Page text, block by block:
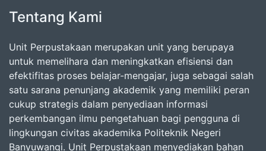
Tentang Kami
Unit Perpustakaan merupakan unit yang berupaya
untuk memelihara dan meningkatkan efisiensi dan
efektifitas proses belajar-mengajar, juga sebagai salah
satu sarana penunjang akademik yang memiliki peran
cukup strategis dalam penyediaan informasi
perkembangan ilmu pengetahuan bagi pengguna di
lingkungan civitas akademika Politeknik Negeri
Banyuwangi. Unit Perpustakaan menyediakan bahan